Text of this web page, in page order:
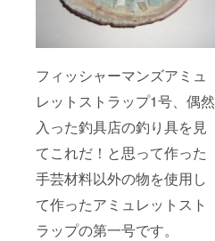
フィッシャーマンズアミュ
レットストラップ1号、偶然
入った釣具店の釣り具を見
てこれだ！と思って作った
手芸材料以外の物を使用し
て作ったアミュレットスト
ラップの第一号です。